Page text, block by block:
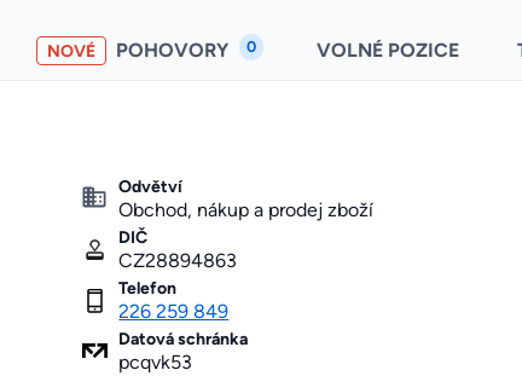
NOVÉ POHOVORY 0 VOLNÉ POZICE
Odvětví
Obchod, nákup a prodej zboží
DIČ
CZ28894863
Telefon
226 259 849
Datová schránka
pcqvk53